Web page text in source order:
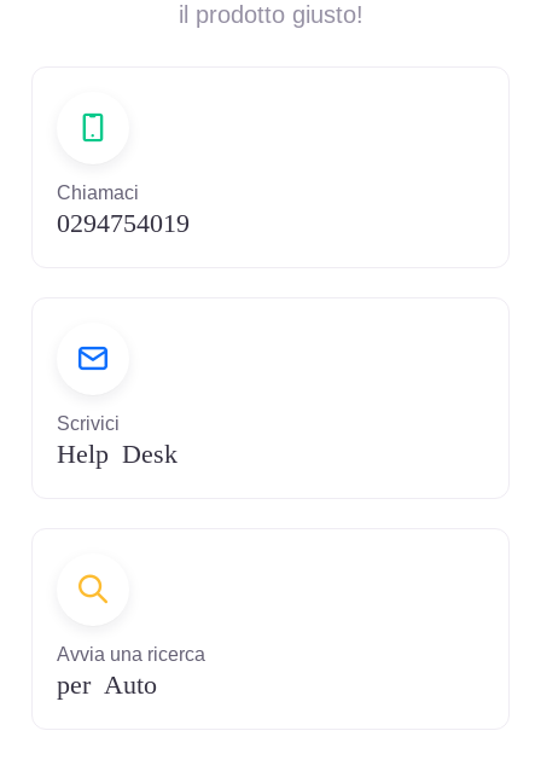
il prodotto giusto!
Chiamaci
0294754019
Scrivici
Help Desk
Avvia una ricerca
per Auto